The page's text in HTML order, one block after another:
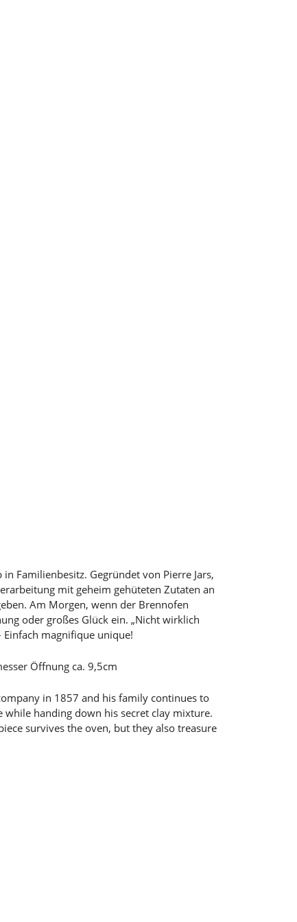
Familienbesitz. Gegründet von Pierre Jars,
mit geheim gehüteten Zutaten an
Am Morgen, wenn der Brennofen
oder großes Glück ein. „Nicht wirklich
magnifique unique!
Öffnung ca. 9,5cm
in 1857 and his family continues to
handing down his secret clay mixture.
survives the oven, but they also treasure